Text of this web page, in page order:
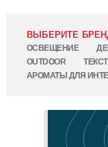
ВЫБЕРИТЕ
ОСВЕЩЕНИЕ
OUTDOOR
АРОМАТЫ ДЛЯ